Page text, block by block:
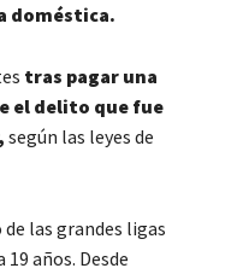
doméstica.
tras pagar una
el delito que fue
según las leyes de
las grandes ligas
años. Desde